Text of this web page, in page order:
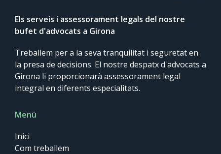
Els serveis i assessorament legals del nostre
bufet d'advocats a Girona
Treballem per a la seva tranquilitat i seguretat en
la presa de decisions. El nostre despatx d'advocats a
Girona li proporcionarà assessorament legal
integral en diferents especialitats.
Menú
Inici
Com treballem